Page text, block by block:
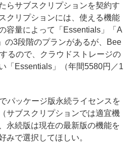
らサブスクリプションを契約す
クリプションには、使える機能
容量によって「Essentials」「A
の3段階のプランがあるが、Bee
るので、クラウドストレージの
「Essentials」（年間5580円／1
パッケージ版永続ライセンスを
サブスクリプションでは適宜機
永続版は現在の最新版の機能を
みで選択してほしい。